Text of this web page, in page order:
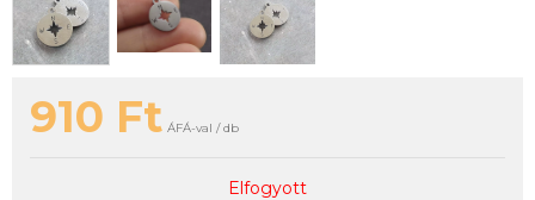
910 Ft ÁFÁ-val / db
Elfogyott